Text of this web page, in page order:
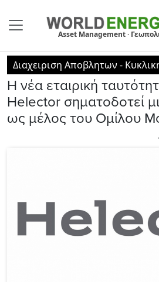
Asset Management ·
Διαχειριση Αποβλητων -
Η νέα εταιρική
Helector σηματοδοτεί
ως μέλος του Ομίλου